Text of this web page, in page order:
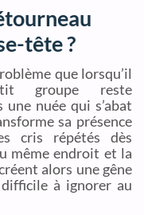
tête ?
que lorsqu’il
groupe reste
nuée qui s’abat
sa présence
cris répétés dès
même endroit et la
alors une gêne
à ignorer au